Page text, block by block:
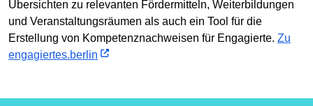
Übersichten zu relevanten Fördermitteln, Weiterbildungen
und Veranstaltungsräumen als auch ein Tool für die
Erstellung von Kompetenznachweisen für Engagierte. Zu
engagiertes.berlin